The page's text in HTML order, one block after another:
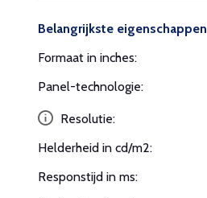
Belangrijkste eigenschappen
Formaat in inches:
Panel-technologie:
Resolutie:
Helderheid in cd/m2:
Responstijd in ms: